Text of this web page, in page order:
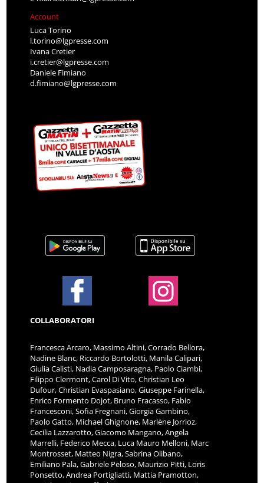
Account
Luca Torino
l.torino@lgpresse.com
Ivana Cretier
i.cretier@lgpresse.com
Daniele Fimiano
d.fimiano@lgpresse.com
COLLABORATORI
Francesca Arcaro, Massimo Altini, Corrado Bellora,
Nadine Blanc, Riccardo Bortolotti, Manila Calipari,
Giulia Calisti, Nadia Camposaragna, Paolo Ciambi,
Filippo Clermont, Carol Di Vito, Christian Leo
Dufour, Christian Evaspasiano, Giuseppe Farinella,
Enrico Formento Dojot, Bruno Fracasso, Fabio
Francesconi, Sofia Fregnani, Giorgia Gambino,
Paolo Gatto, Michael Ghignone, Marlène Jorrioz,
Cecilia Lazzarotto, Giacomo Mangano, Angela
Marrelli, Federico Mecca, Luca Mauro Melloni, Marc
Montrosset, Matteo Nigra, Sabrina Olibano,
Emiliano Pala, Gabriele Peloso, Maurizio Pitti, Loris
Ponsetto, Andrea Portigliatti, Mattia Pramotton,